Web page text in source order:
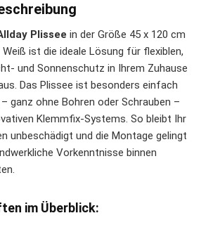
Plissee in der Größe 45 x 120 cm
Weiß ist die ideale Lösung für flexiblen,
und Sonnenschutz in Ihrem Zuhause
Das Plissee ist besonders einfach
ganz ohne Bohren oder Schrauben –
Klemmfix-Systems. So bleibt Ihr
unbeschädigt und die Montage gelingt
Vorkenntnisse binnen
im Überblick: